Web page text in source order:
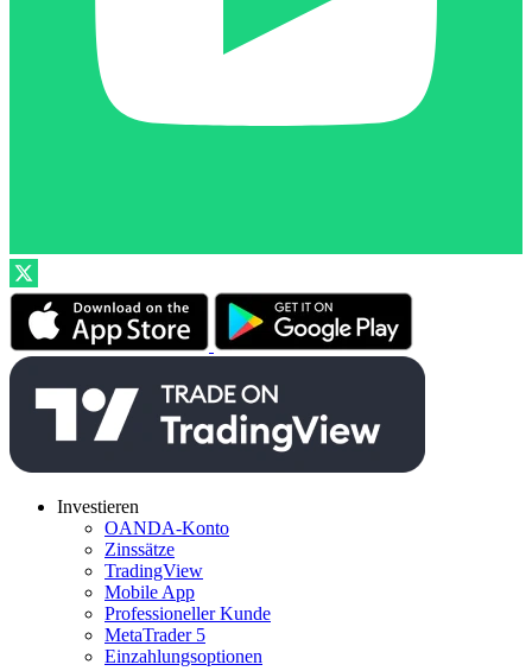
Investieren
OANDA-Konto
Zinssätze
TradingView
Mobile App
Professioneller Kunde
MetaTrader 5
Einzahlungsoptionen